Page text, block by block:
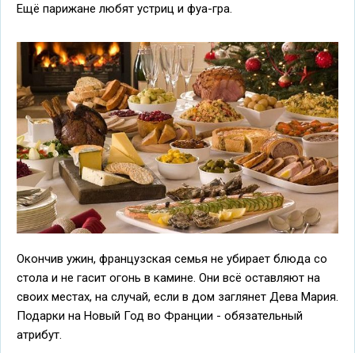
Ещё парижане любят устриц и фуа-гра.
Окончив ужин, французская семья не убирает блюда со
стола и не гасит огонь в камине. Они всё оставляют на
своих местах, на случай, если в дом заглянет Дева Мария.
Подарки на Новый Год во Франции - обязательный
атрибут.